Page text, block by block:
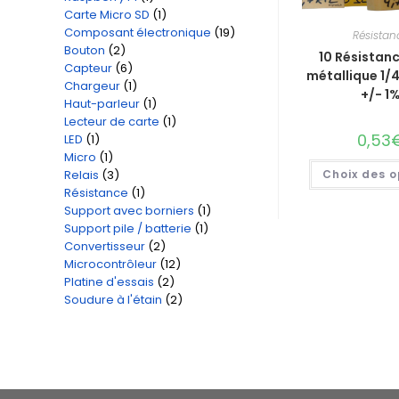
10
métallique 1/
+/- 1%
0,53
Choix des
produit
Carte Micro SD 11
produit
Composant électronique 1919
Bouton 22
produits
Capteur 66
produits
Chargeur 11
produit
Haut-parleur 11
produit
Lecteur de carte 11
LED 11
produit
Micro 11
produit
Relais 33
produits
Résistance 11
produit
Support avec borniers 11
produit
Support pile / batterie 11
Convertisseur 22
produits
Microcontrôleur 1212
Platine d'essais 22
produits
Soudure à l'étain 22